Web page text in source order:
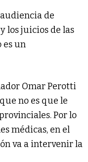
de
los juicios de las
es un
Omar Perotti
no es que le
Por lo
médicas, en el
va a intervenir la